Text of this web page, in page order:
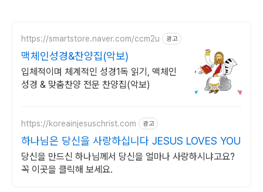
https://smartstore.naver.com/ccm2u 광고
맥체인성경&찬양집(악보)
입체적이며 체계적인 성경1독 읽기, 맥체인
성경 & 맞춤찬양 전문 찬양집(악보)
https://koreainjesuschrist.com 광고
하나님은 당신을 사랑하십니다 JESUS LOVES YOU
당신을 만드신 하나님께서 당신을 얼마나 사랑하시냐고요?
꼭 이곳을 클릭해 보세요.